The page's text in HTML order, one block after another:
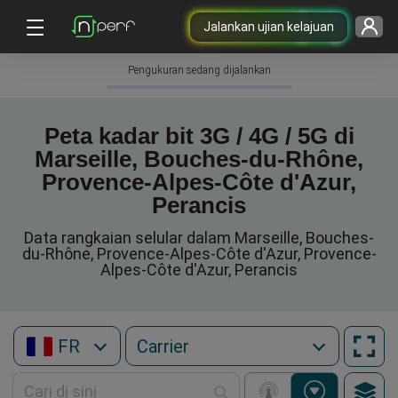
Jalankan ujian kelajuan
Pengukuran sedang dijalankan
Peta kadar bit 3G / 4G / 5G di
Marseille, Bouches-du-Rhône,
Provence-Alpes-Côte d'Azur,
Perancis
Data rangkaian selular dalam Marseille, Bouches-
du-Rhône, Provence-Alpes-Côte d'Azur, Provence-
Alpes-Côte d'Azur, Perancis
FR